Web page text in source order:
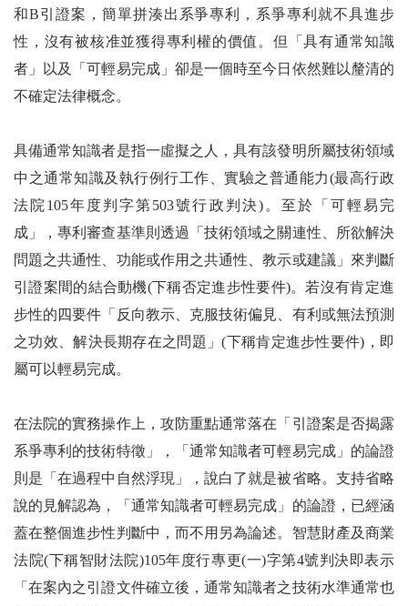
和B引證案，簡單拼湊出系爭專利，系爭專利就不具進步
性，沒有被核准並獲得專利權的價值。但「具有通常知識
者」以及「可輕易完成」卻是一個時至今日依然難以釐清的
不確定法律概念。
具備通常知識者是指一虛擬之人，具有該發明所屬技術領域
中之通常知識及執行例行工作、實驗之普通能力(最高行政
法院105年度判字第503號行政判決)。至於「可輕易完
成」，專利審查基準則透過「技術領域之關連性、所欲解決
問題之共通性、功能或作用之共通性、教示或建議」來判斷
引證案間的結合動機(下稱否定進步性要件)。若沒有肯定進
步性的四要件「反向教示、克服技術偏見、有利或無法預測
之功效、解決長期存在之問題」(下稱肯定進步性要件)，即
屬可以輕易完成。
在法院的實務操作上，攻防重點通常落在「引證案是否揭露
系爭專利的技術特徵」，「通常知識者可輕易完成」的論證
則是「在過程中自然浮現」，說白了就是被省略。支持省略
說的見解認為，「通常知識者可輕易完成」的論證，已經涵
蓋在整個進步性判斷中，而不用另為論述。智慧財產及商業
法院(下稱智財法院)105年度行專更(一)字第4號判決即表示
「在案內之引證文件確立後，通常知識者之技術水準通常也